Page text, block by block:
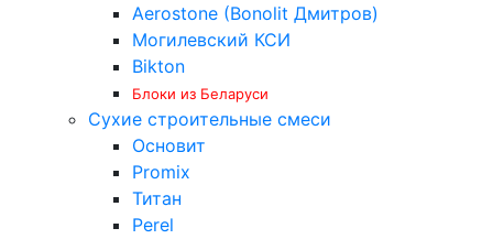
Aerostone (Bonolit Дмитров)
Могилевский КСИ
Bikton
Блоки из Беларуси
Сухие строительные смеси
Основит
Promix
Титан
Perel